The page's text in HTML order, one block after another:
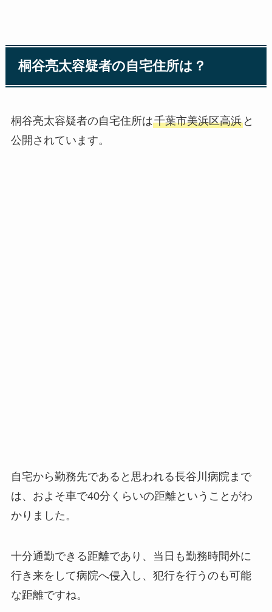
桐谷亮太容疑者の自宅住所は？
桐谷亮太容疑者の自宅住所は千葉市美浜区高浜と
公開されています。
自宅から勤務先であると思われる長谷川病院まで
は、およそ車で40分くらいの距離ということがわ
かりました。
十分通勤できる距離であり、当日も勤務時間外に
行き来をして病院へ侵入し、犯行を行うのも可能
な距離ですね。